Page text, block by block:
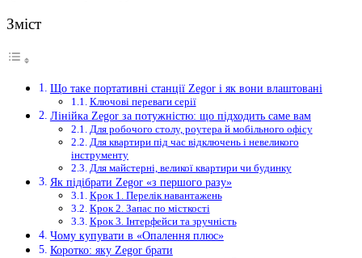
Зміст
Що таке портативні станції Zegor і як вони влаштовані
Ключові переваги серії
Лінійка Zegor за потужністю: що підходить саме вам
Для робочого столу, роутера й мобільного офісу
Для квартири під час відключень і невеликого
інструменту
Для майстерні, великої квартири чи будинку
Як підібрати Zegor «з першого разу»
Крок 1. Перелік навантажень
Крок 2. Запас по місткості
Крок 3. Інтерфейси та зручність
Чому купувати в «Опалення плюс»
Коротко: яку Zegor брати